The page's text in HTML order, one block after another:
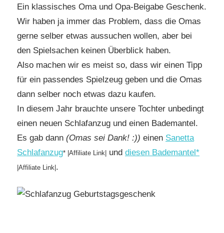
Ein klassisches Oma und Opa-Beigabe Geschenk.
Wir haben ja immer das Problem, dass die Omas
gerne selber etwas aussuchen wollen, aber bei
den Spielsachen keinen Überblick haben.
Also machen wir es meist so, dass wir einen Tipp
für ein passendes Spielzeug geben und die Omas
dann selber noch etwas dazu kaufen.
In diesem Jahr brauchte unsere Tochter unbedingt
einen neuen Schlafanzug und einen Bademantel.
Es gab dann (Omas sei Dank! :)) einen Sanetta
Schlafanzug* |Affiliate Link| und diesen Bademantel*
|Affiliate Link|.